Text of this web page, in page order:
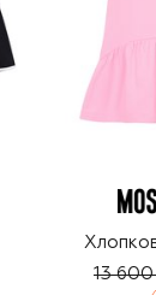
13